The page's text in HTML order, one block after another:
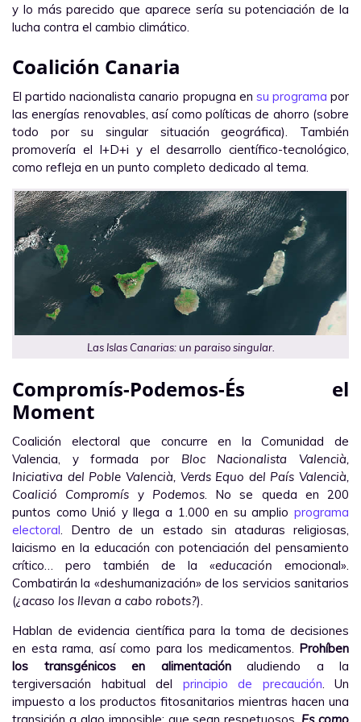
y lo más parecido que aparece sería su potenciación de la
lucha contra el cambio climático.
Coalición Canaria
El partido nacionalista canario propugna en su programa por
las energías renovables, así como políticas de ahorro (sobre
todo por su singular situación geográfica). También
promovería el I+D+i y el desarrollo científico-tecnológico,
como refleja en un punto completo dedicado al tema.
Las Islas Canarias: un paraiso singular.
Compromís-Podemos-És el
Moment
Coalición electoral que concurre en la Comunidad de
Valencia, y formada por Bloc Nacionalista Valencià,
Iniciativa del Poble Valencià, Verds Equo del País Valencià,
Coalició Compromís yPodemos. No se queda en 200
puntos como Unió y llega a 1.000 en su amplio programa
electoral. Dentro de un estado sin ataduras religiosas,
laicismo en la educación con potenciación del pensamiento
crítico… pero también de la «educación emocional».
Combatirán la «deshumanización» de los servicios sanitarios
(¿acaso los llevan a cabo robots?).
Hablan de evidencia científica para la toma de decisiones
en esta rama, así como para los medicamentos. Prohíben
los transgénicos en alimentaciónaludiendo a la
tergiversación habitual del principio de precaución. Un
impuesto a los productos fitosanitarios mientras hacen una